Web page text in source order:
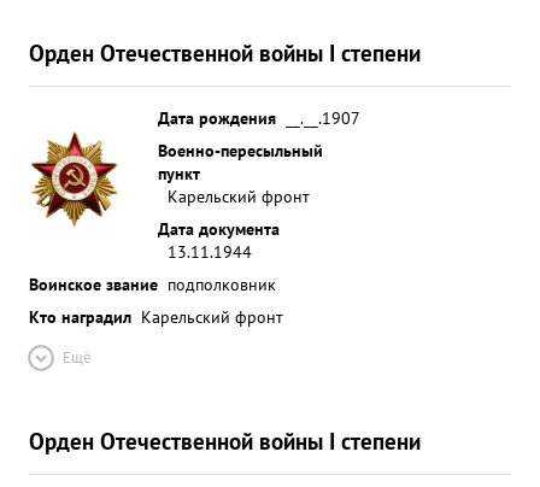
Орден Отечественной войны I степени
Дата рождения
__.__.1907
Военно-пересыльный
пункт
Карельский фронт
Дата документа
13.11.1944
Воинское звание подполковник
Кто наградил Карельский фронт
Ещё
Орден Отечественной войны I степени